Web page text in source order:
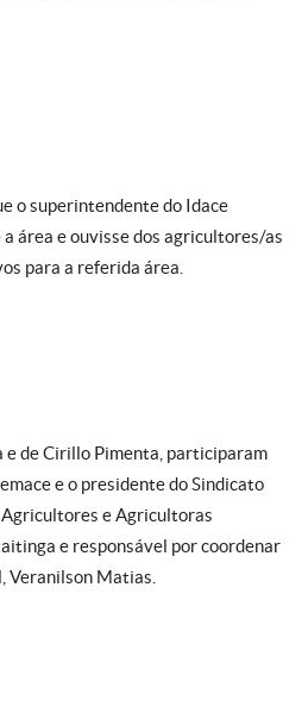
o superintendente do Idace
área e ouvisse dos agricultores/as
para a referida área.
e de Cirillo Pimenta, participaram
e o presidente do Sindicato
e Agricultoras
e responsável por coordenar
Veranilson Matias.